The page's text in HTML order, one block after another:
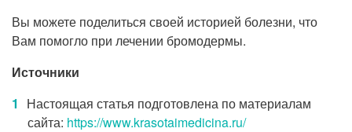
Вы можете поделиться своей историей болезни, что
Вам помогло при лечении бромодермы.
Источники
Настоящая статья подготовлена по материалам
сайта: https://www.krasotaimedicina.ru/